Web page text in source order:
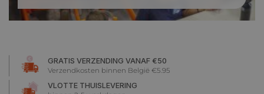
GRATIS VERZENDING VANAF €50
Verzendkosten binnen België €5.95
VLOTTE THUISLEVERING